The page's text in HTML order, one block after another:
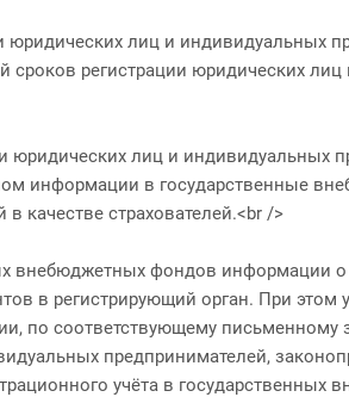
лиц и индивидуальных
сроков регистрации юридических
юридических лиц и индивидуальных
информации в государственные
качестве страхователей.<br />
внебюджетных фондов информации о
в регистрирующий орган. При этом
по соответствующему письменному
предпринимателей,
учёта в государственных